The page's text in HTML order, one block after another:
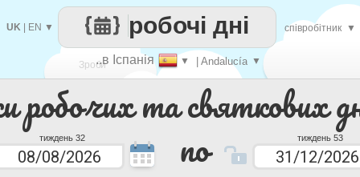
робочих та святкових
тиждень 32 по тиждень 53
Зроби
кожен
..в Іспанія ▼ | Andalucía ▼
робочі дні
UK EN ▼ співробітник ▼